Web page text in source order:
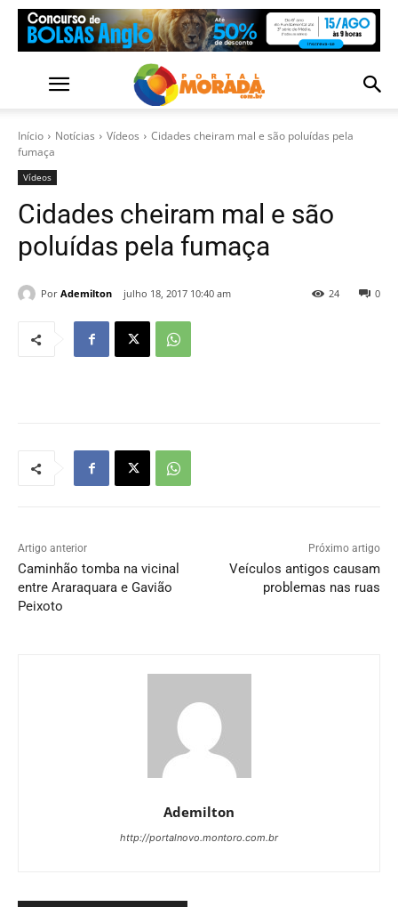
Início Notícias Vídeos
Cidades cheiram mal e são poluídas pela
fumaça
Vídeos
Cidades cheiram mal e são
poluídas pela fumaça
Por Ademilton julho 18, 2017 10:40 am 0
24
Artigo anterior
Caminhão tomba na vicinal
entre Araraquara e Gavião
Peixoto
Próximo artigo
Veículos antigos causam
problemas nas ruas
Ademilton
http://portalnovo.montoro.com.br